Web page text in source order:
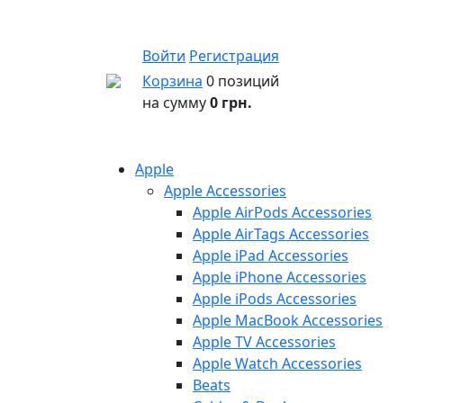
Войти Регистрация
Корзина 0 позиций
на сумму0 грн.
Apple
Apple Accessories
Apple AirPods Accessories
Apple AirTags Accessories
Apple iPad Accessories
Apple iPhone Accessories
Apple iPods Accessories
Apple MacBook Accessories
Apple TV Accessories
Apple Watch Accessories
Beats